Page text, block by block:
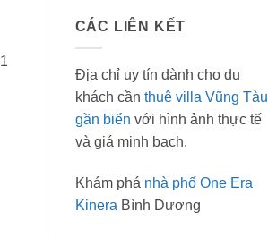
CÁC LIÊN KẾT
Địa chỉ uy tín dành cho du
khách cần thuê villa Vũng Tàu
gần biển với hình ảnh thực tế
và giá minh bạch.
Khám phá nhà phố One Era
Kinera Bình Dương